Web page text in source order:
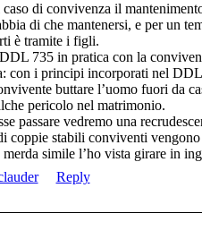
di convivenza il
di che mantenersi, e per un
è tramite i figli.
DDL 735 in pratica con la
con i principi incorporati nel
buttare l’uomo fuori da
pericolo nel matrimonio.
passare vedremo una
coppie stabili conviventi
simile l’ho vista girare in
Reply